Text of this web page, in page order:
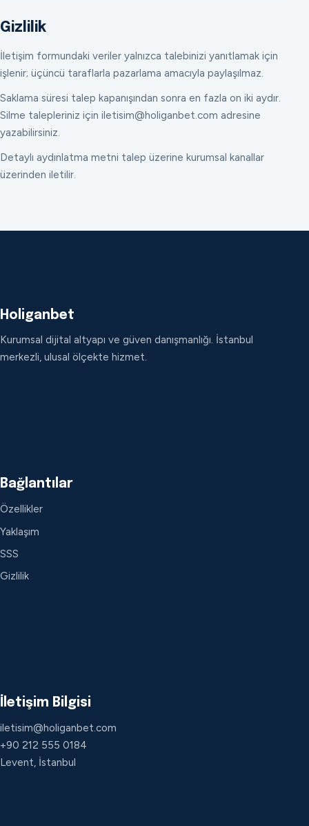
Gizlilik
İletişim formundaki veriler yalnızca talebinizi yanıtlamak için
işlenir; üçüncü taraflarla pazarlama amacıyla paylaşılmaz.
Saklama süresi talep kapanışından sonra en fazla on iki aydır.
Silme talepleriniz için iletisim@holiganbet.com adresine
yazabilirsiniz.
Detaylı aydınlatma metni talep üzerine kurumsal kanallar
üzerinden iletilir.
Holiganbet
Kurumsal dijital altyapı ve güven danışmanlığı. İstanbul
merkezli, ulusal ölçekte hizmet.
Bağlantılar
Özellikler
Yaklaşım
SSS
Gizlilik
İletişim Bilgisi
iletisim@holiganbet.com
+90 212 555 0184
Levent, İstanbul